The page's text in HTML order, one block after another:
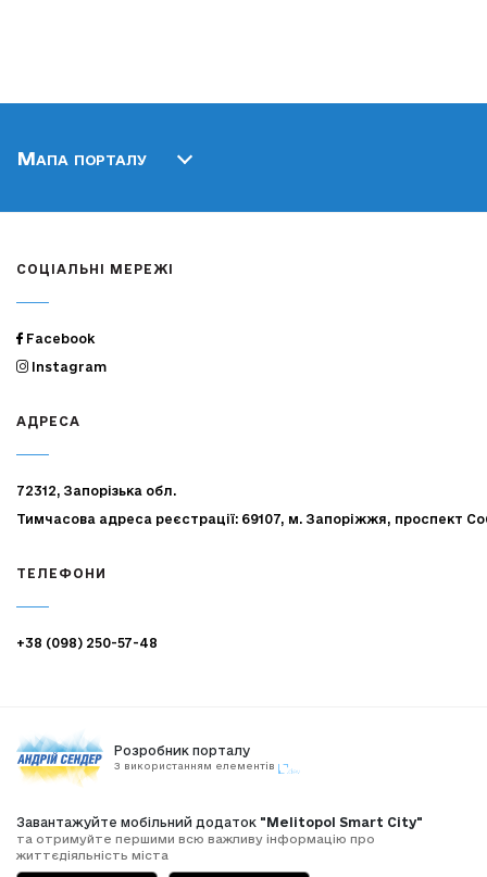
Мапа порталу
СОЦІАЛЬНІ МЕРЕЖІ
Facebook
Instagram
АДРЕСА
72312, Запорізька обл.
Тимчасова адреса реєстрації: 69107, м. Запоріжжя, проспект
ТЕЛЕФОНИ
+38 (098) 250-57-48
Розробник порталу
З використанням елементів
Завантажуйте мобільний додаток "Melitopol Smart City"
та отримуйте першими всю важливу інформацію про
життєдіяльність міста